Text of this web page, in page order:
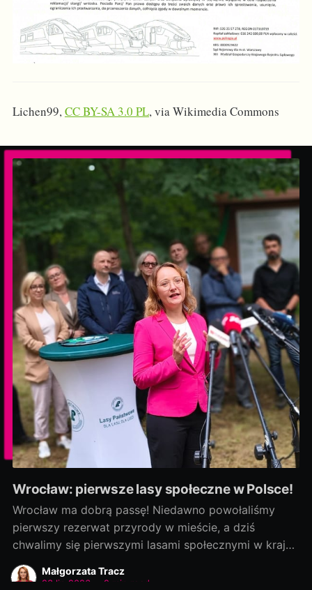
Lichen99,CC BY-SA 3.0 PL, via Wikimedia Commons
Wrocław: pierwsze lasy społeczne w Polsce!
Wrocław ma dobrą passę! Niedawno powołaliśmy
pierwszy rezerwat przyrody w mieście, a dziś
chwalimy się pierwszymi lasami społecznymi w kraju!
Rozmowy zaczęliśmy jako ostatni, a efekty
dowozimy jako pierwsi! Było to możliwe, bo nie
Małgorzata Tracz
23 lip 2026 2 min read